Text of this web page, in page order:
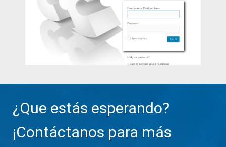
¿Que estás esperando?
¡Contáctanos para más